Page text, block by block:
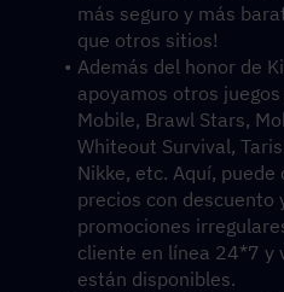
más seguro y más
que otros sitios!
Además del honor de
apoyamos otros
Mobile, Brawl Stars,
Whiteout Survival,
Nikke, etc. Aquí,
precios con
promociones
cliente en línea 24*7 y
están disponibles.